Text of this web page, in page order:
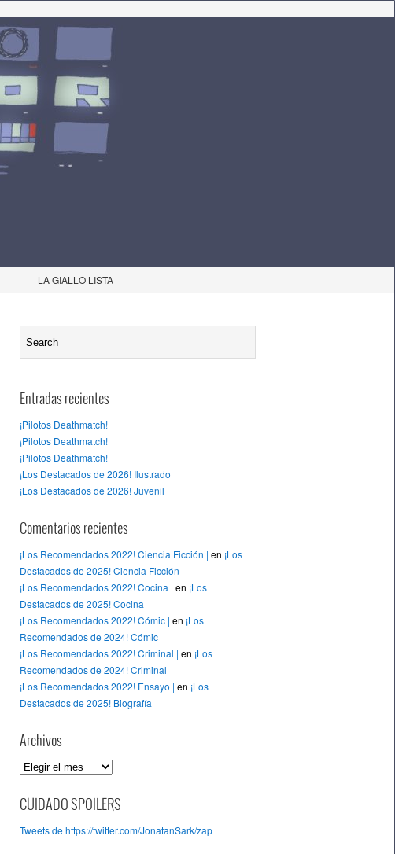
LA GIALLO LISTA
Entradas recientes
¡Pilotos Deathmatch!
¡Pilotos Deathmatch!
¡Pilotos Deathmatch!
¡Los Destacados de 2026! Ilustrado
¡Los Destacados de 2026! Juvenil
Comentarios recientes
¡Los Recomendados 2022! Ciencia Ficción | en ¡Los
Destacados de 2025! Ciencia Ficción
¡Los Recomendados 2022! Cocina | en ¡Los
Destacados de 2025! Cocina
¡Los Recomendados 2022! Cómic | en ¡Los
Recomendados de 2024! Cómic
¡Los Recomendados 2022! Criminal | en ¡Los
Recomendados de 2024! Criminal
¡Los Recomendados 2022! Ensayo | en ¡Los
Destacados de 2025! Biografía
Archivos
A
c
i
CUIDADO SPOILERS
Tweets de https://twitter.com/JonatanSark/zap